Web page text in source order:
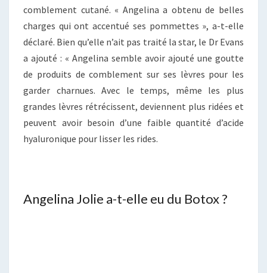
comblement cutané. « Angelina a obtenu de belles
charges qui ont accentué ses pommettes », a-t-elle
déclaré. Bien qu’elle n’ait pas traité la star, le Dr Evans
a ajouté : « Angelina semble avoir ajouté une goutte
de produits de comblement sur ses lèvres pour les
garder charnues. Avec le temps, même les plus
grandes lèvres rétrécissent, deviennent plus ridées et
peuvent avoir besoin d’une faible quantité d’acide
hyaluronique pour lisser les rides.
Angelina Jolie a-t-elle eu du Botox ?